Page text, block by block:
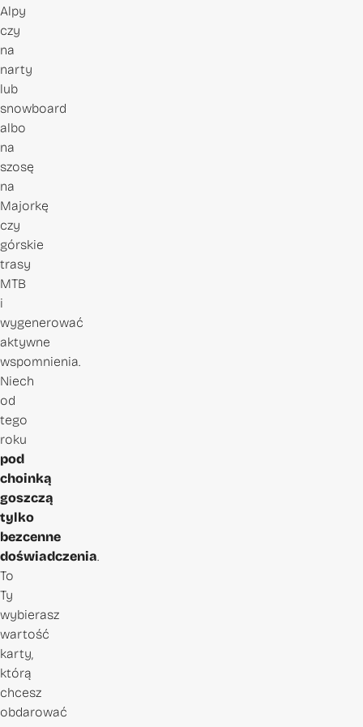
Alpy
czy
na
narty
lub
snowboard
albo
na
szosę
na
Majorkę
czy
górskie
trasy
MTB
i
wygenerować
aktywne
wspomnienia.
Niech
od
tego
roku
pod
choinką
goszczą
tylko
bezcenne
doświadczenia.
To
Ty
wybierasz
wartość
karty,
którą
chcesz
obdarować